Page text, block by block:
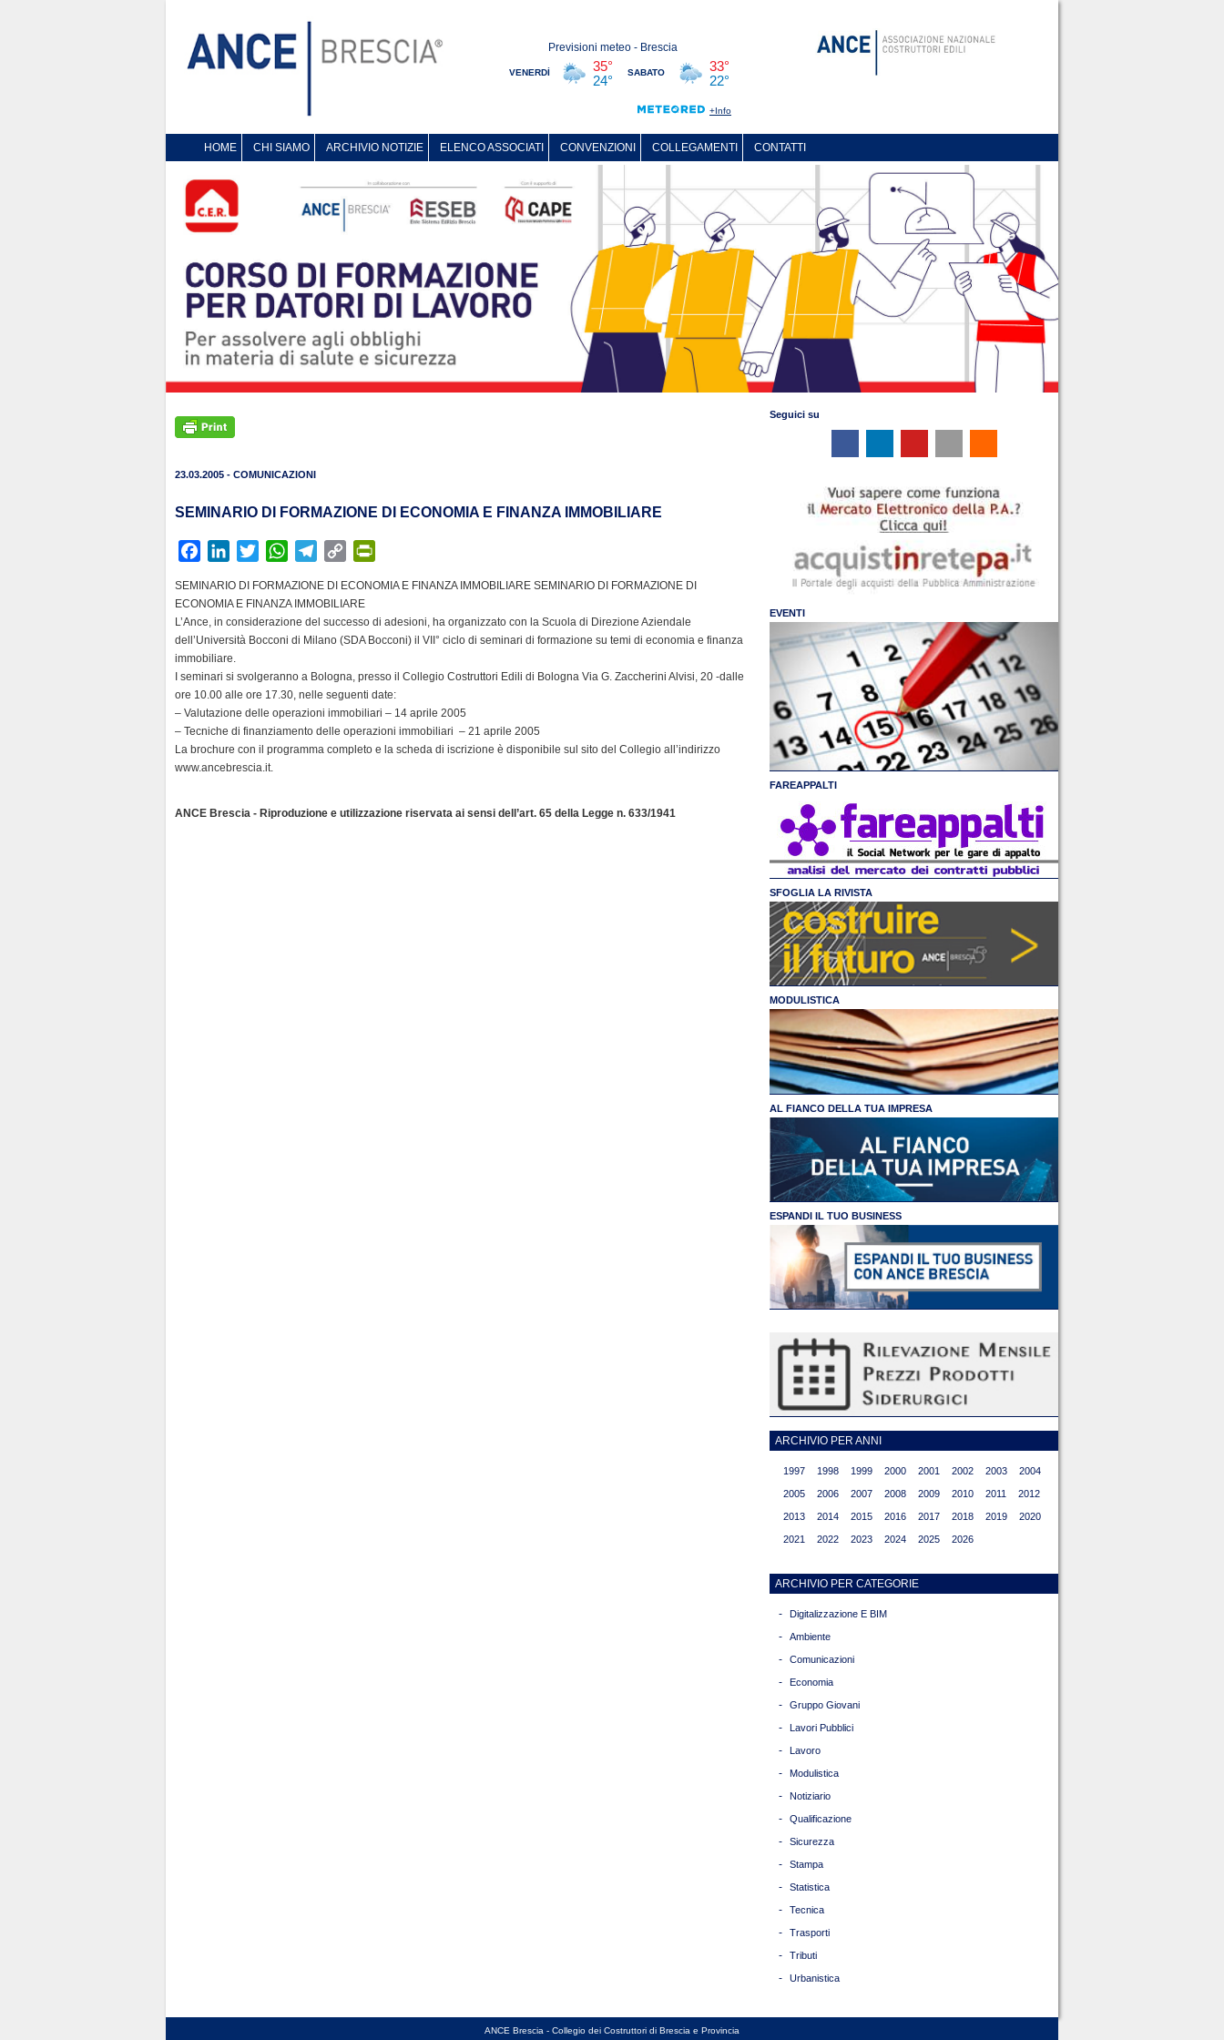
HOME CHI SIAMO ARCHIVIO NOTIZIE ELENCO ASSOCIATI CONVENZIONI COLLEGAMENTI CONTATTI
23.03.2005 - COMUNICAZIONI
SEMINARIO DI FORMAZIONE DI ECONOMIA E FINANZA IMMOBILIARE
c
e
b
o
o
k
n
k
e
d
I
n
i
t
t
r
W
a
t
s
p
p
l
e
g
a
m
C
p
y
L
n
k
i
n
t
r
i
e
n
y
SEMINARIO DI FORMAZIONE DI ECONOMIA E FINANZA IMMOBILIARE SEMINARIO DI FORMAZIONE DI
ECONOMIA E FINANZA IMMOBILIARE
L’Ance, in considerazione del successo di adesioni, ha organizzato con la Scuola di Direzione Aziendale
dell’Università Bocconi di Milano (SDA Bocconi) il VII° ciclo di seminari di formazione su temi di economia e finanza
immobiliare.
I seminari si svolgeranno a Bologna, presso il Collegio Costruttori Edili di Bologna Via G. Zaccherini Alvisi, 20 -dalle
ore 10.00 alle ore 17.30, nelle seguenti date:
– Valutazione delle operazioni immobiliari – 14 aprile 2005
– Tecniche di finanziamento delle operazioni immobiliari – 21 aprile 2005
La brochure con il programma completo e la scheda di iscrizione è disponibile sul sito del Collegio all’indirizzo
www.ancebrescia.it.
ANCE Brescia - Riproduzione e utilizzazione riservata ai sensi dell’art. 65 della Legge n. 633/1941
Seguici su
EVENTI
FAREAPPALTI
SFOGLIA LA RIVISTA
MODULISTICA
AL FIANCO DELLA TUA IMPRESA
ESPANDI IL TUO BUSINESS
ARCHIVIO PER ANNI
1997 1998 1999 2000 2001 2002 2003 2004
2005 2006 2007 2008 2009 2010 2011 2012
2013 2014 2015 2016 2017 2018 2019 2020
2021 2022 2023 2024 2025 2026
ARCHIVIO PER CATEGORIE
- Digitalizzazione E BIM
- Ambiente
- Comunicazioni
- Economia
- Gruppo Giovani
- Lavori Pubblici
- Lavoro
- Modulistica
- Notiziario
- Qualificazione
- Sicurezza
- Stampa
- Statistica
- Tecnica
- Trasporti
- Tributi
- Urbanistica
ANCE Brescia - Collegio dei Costruttori di Brescia e Provincia